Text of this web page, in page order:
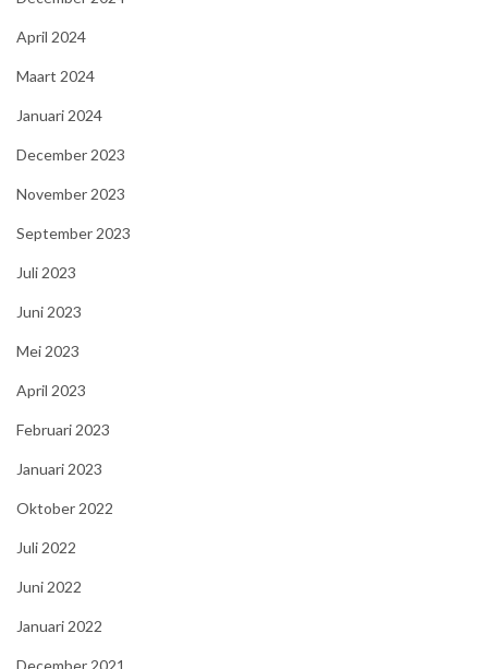
April 2024
Maart 2024
Januari 2024
December 2023
November 2023
September 2023
Juli 2023
Juni 2023
Mei 2023
April 2023
Februari 2023
Januari 2023
Oktober 2022
Juli 2022
Juni 2022
Januari 2022